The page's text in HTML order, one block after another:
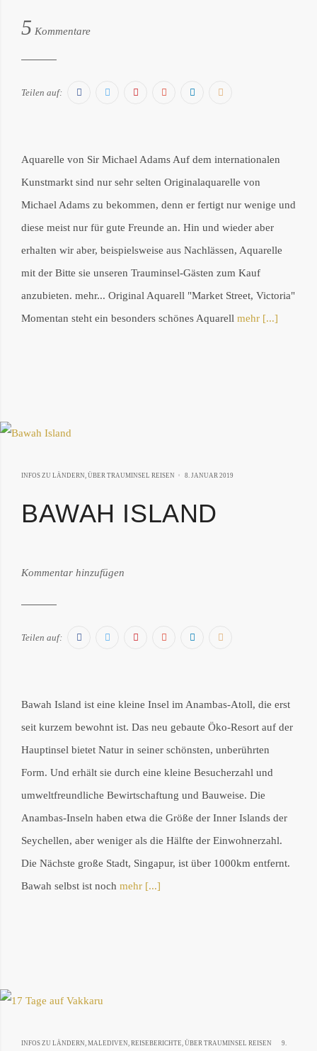
von:
Philipp
5 Kommentare
Teilen auf: FacebookTwitterPinterestGoogle+LinkedInE-
Aquarelle von Sir Michael Adams Auf dem internationalen
Kunstmarkt sind nur sehr selten Originalaquarelle von
Michael Adams zu bekommen, denn er fertigt nur wenige und
diese meist nur für gute Freunde an. Hin und wieder aber
erhalten wir aber, beispielsweise aus Nachlässen, Aquarelle
mit der Bitte sie unseren Trauminsel-Gästen zum Kauf
anzubieten. mehr... Original Aquarell "Market Street, Victoria"
Momentan steht ein besonders schönes Aquarell mehr [...]
INFOS ZU LÄNDERN, ÜBER TRAUMINSEL REISEN 8. JANUAR 2019
BAWAH ISLAND
Philipp
Kommentar hinzufügen
Teilen auf: FacebookTwitterPinterestGoogle+LinkedInE-
Bawah Island ist eine kleine Insel im Anambas-Atoll, die erst
seit kurzem bewohnt ist. Das neu gebaute Öko-Resort auf der
Hauptinsel bietet Natur in seiner schönsten, unberührten
Form. Und erhält sie durch eine kleine Besucherzahl und
umweltfreundliche Bewirtschaftung und Bauweise. Die
Anambas-Inseln haben etwa die Größe der Inner Islands der
Seychellen, aber weniger als die Hälfte der Einwohnerzahl.
Die Nächste große Stadt, Singapur, ist über 1000km entfernt.
Bawah selbst ist noch mehr [...]
INFOS ZU LÄNDERN, MALEDIVEN, REISEBERICHTE, ÜBER TRAUMINSEL REISEN 9.